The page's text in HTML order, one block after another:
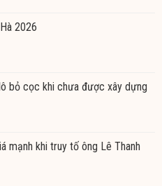
2026
bỏ cọc khi chưa được xây dựng
mạnh khi truy tố ông Lê Thanh